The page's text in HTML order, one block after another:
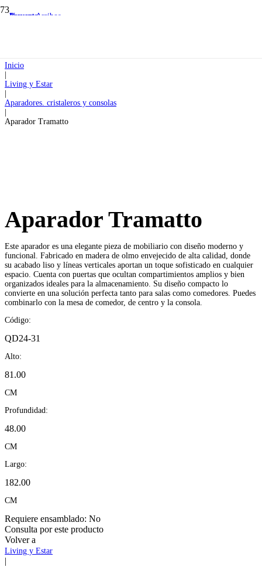
Inicio
Living y Estar
Aparadores. cristaleros y consolas
Aparador Tramatto
Aparador Tramatto
Este aparador es una elegante pieza de mobiliario con diseño moderno y
funcional. Fabricado en madera de olmo envejecido de alta calidad, donde
su acabado liso y líneas verticales aportan un toque sofisticado en cualquier
espacio. Cuenta con puertas que ocultan compartimientos amplios y bien
organizados ideales para la almacenamiento. Su diseño compacto lo
convierte en una solución perfecta tanto para salas como comedores. Puedes
combinarlo con la mesa de comedor, de centro y la consola.
Código:
QD24-31
Alto:
81.00
CM
Profundidad:
48.00
CM
Largo:
182.00
CM
Requiere ensamblado: No
Consulta por este producto
Volver a
Living y Estar
|
Preventa
Preventa
Nuevos Arribos